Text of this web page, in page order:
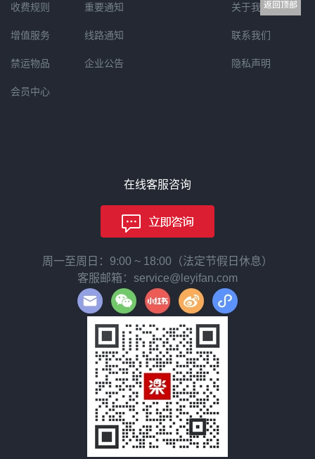
收费规则
增值服务
禁运物品
会员中心
重要通知
线路通知
企业公告
关于我们
联系我们
隐私声明
在线客服咨询
周一至周日：9:00 ~ 18:00（法定节假日休息）
客服邮箱：service@leyifan.com